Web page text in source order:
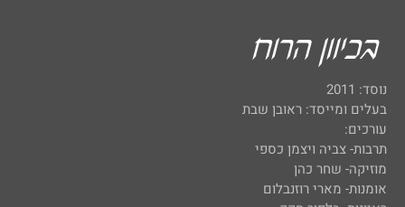
נוסד: 2011
בעלים ומייסד: ראובן שבת
עורכים:
תרבות- צביה ויצמן כספי
מוזיקה- שחר כהן
אומנות- מארי רוזנבלום